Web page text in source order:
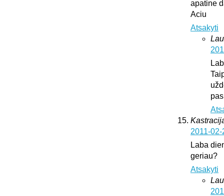
apatine
Aciu
Atsakyti
2011-
Laba
geriau?
Atsakyti